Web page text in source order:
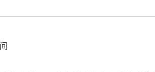
如果单纯放置一些办公家具，而没有什么自己的特色
的目的，不可能局限于是一个单纯的办公场所。同时
的空间情趣。3、布置办公室饰品要结合工作整体风格